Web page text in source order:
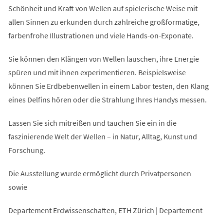
Schönheit und Kraft von Wellen auf spielerische Weise mit
allen Sinnen zu erkunden durch zahlreiche großformatige,
farbenfrohe Illustrationen und viele Hands-on-Exponate.
Sie können den Klängen von Wellen lauschen, ihre Energie
spüren und mit ihnen experimentieren. Beispielsweise
können Sie Erdbebenwellen in einem Labor testen, den Klang
eines Delfins hören oder die Strahlung Ihres Handys messen.
Lassen Sie sich mitreißen und tauchen Sie ein in die
faszinierende Welt der Wellen – in Natur, Alltag, Kunst und
Forschung.
Die Ausstellung wurde ermöglicht durch Privatpersonen
sowie
Departement Erdwissenschaften, ETH Zürich | Departement